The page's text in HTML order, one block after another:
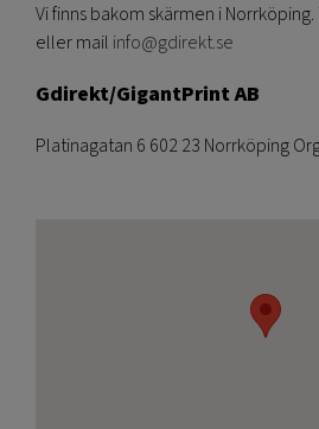
Vi finns bakom skärmen i
eller mail info@gdirekt.se
Gdirekt/GigantPrint AB
Platinagatan 6 602 23 Norrköping